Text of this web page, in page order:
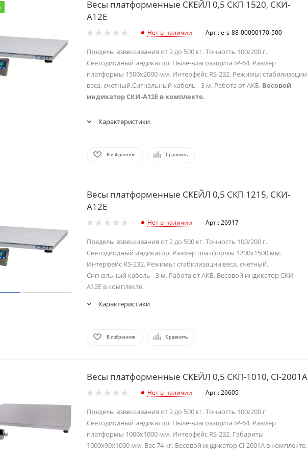
Весы платформенные СКЕЙЛ 0,5 СКП 1520, СКИ-
А12Е
Нет в наличии Арт.: e-s-88-00000170-500
Пределы взвешивания от 2 до 500 кг. Точность 100/200 г.
Светодиодный индикатор. Пыле-влагозащита IP-64. Размер
платформы 1500х2000 мм. Интерфейс RS-232. Режимы: стабилизации
веса, счетный.Сигнальный кабель - 3 м. Работа от АКБ. Весовой
индикатор СКИ-А12Е в комплекте.
Характеристики
В избранное Сравнить
Весы платформенные СКЕЙЛ 0,5 СКП 1215, СКИ-
А12Е
Нет в наличии Арт.: 26917
Пределы взвешивания от 2 до 500 кг. Точность 100/200 г.
Светодиодный индикатор. Размер платформы 1200х1500 мм.
Интерфейс RS-232. Режимы: стабилизации веса, счетный.
Сигнальный кабель - 3 м. Работа от АКБ. Весовой индикатор СКИ-
А12Е в комплекте.
Характеристики
В избранное Сравнить
Весы платформенные СКЕЙЛ 0,5 СКП-1010, CI-2001A
Нет в наличии Арт.: 26605
Пределы взвешивания от 2 до 500 кг. Точность 100/200 г
Светодиодный индикатор. Пыле-влагозащита IP-64. Размер
платформы 1000х1000 мм. Интерфейс RS-232. Габариты
1000х90х1000 мм. Вес 74 кг. Весовой индикатор Cl-2001A в комплекте.